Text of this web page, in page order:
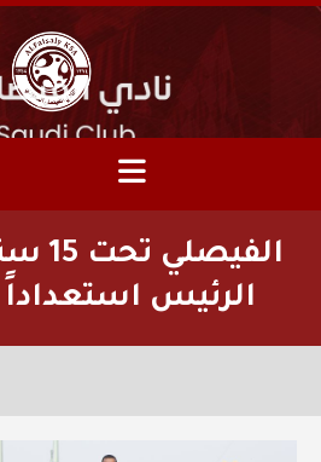
الرئيس